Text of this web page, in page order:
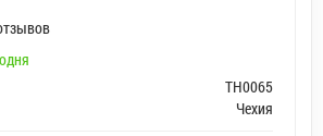
TH0065
Чехия